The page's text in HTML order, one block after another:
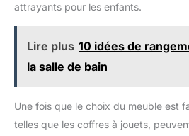
attrayants pour les enfants.
Lire plus 10 idées de
la salle de bain
Une fois que le choix du meuble est
telles que les coffres à jouets,